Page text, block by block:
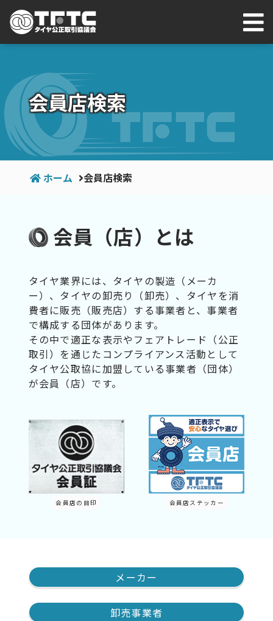
会員店検索
ホーム 会員店検索
会員（店）とは
タイヤ業界には、タイヤの製造（メーカ
ー）、タイヤの卸売り（卸売）、タイヤを消
費者に販売（販売店）する事業者と、事業者
で構成する団体があります。
その中で適正な表示やフェアトレード（公正
取引）を通じたコンプライアンス活動として
タイヤ公取協に加盟している事業者（団体）
が会員（店）です。
会員店の目印 会員店ステッカー
メーカー
卸売事業者